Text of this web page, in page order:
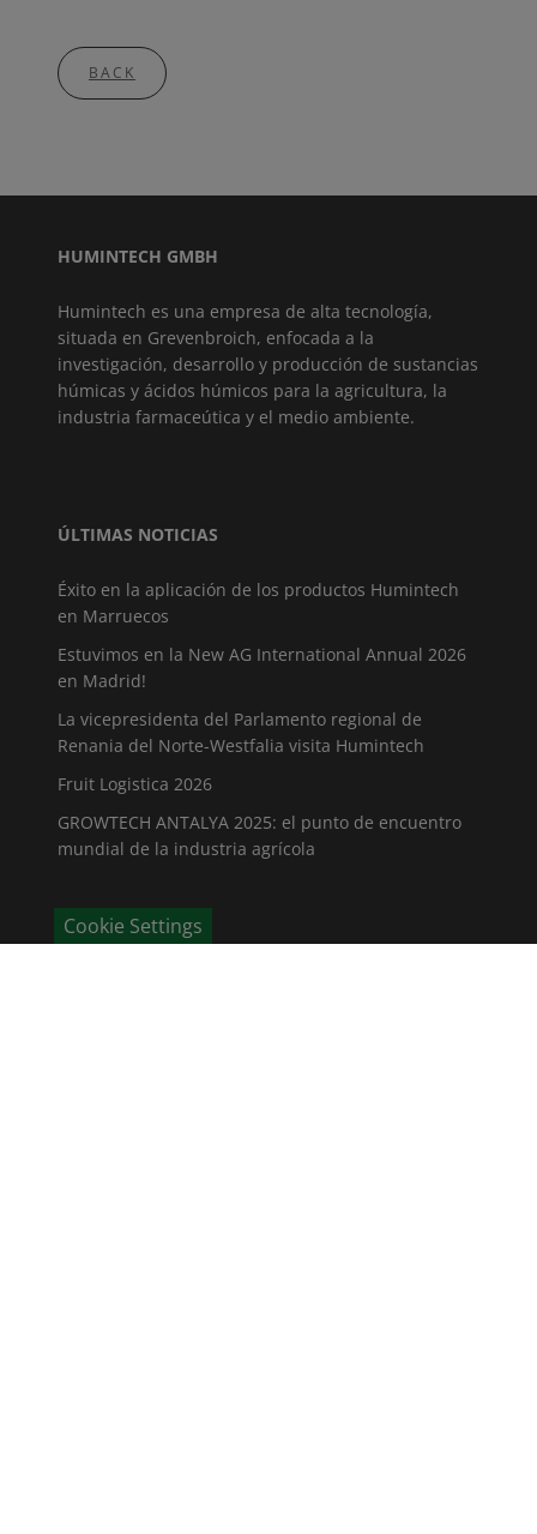
BACK
HUMINTECH GMBH
Humintech es una empresa de alta tecnología,
situada en Grevenbroich, enfocada a la
investigación, desarrollo y producción de sustancias
húmicas y ácidos húmicos para la agricultura, la
industria farmaceútica y el medio ambiente.
ÚLTIMAS NOTICIAS
Éxito en la aplicación de los productos Humintech
en Marruecos
Estuvimos en la New AG International Annual 2026
en Madrid!
La vicepresidenta del Parlamento regional de
Renania del Norte-Westfalia visita Humintech
Fruit Logistica 2026
GROWTECH ANTALYA 2025: el punto de encuentro
mundial de la industria agrícola
Cookie Settings